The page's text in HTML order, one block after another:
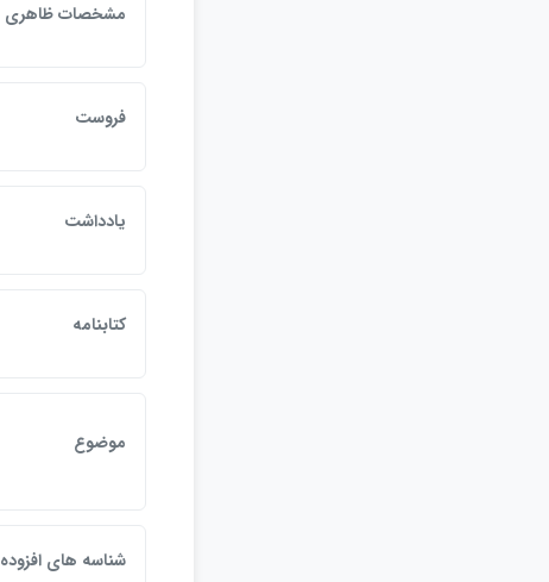
مشخصات ظاهري
فروست
يادداشت
كتابنامه
موضوع
شناسه هاي افزوده